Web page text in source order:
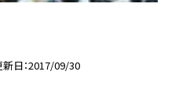
新日 2017/09/30